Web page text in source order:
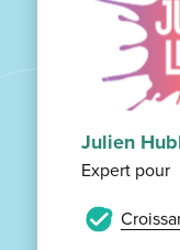
Julien
Expert pour